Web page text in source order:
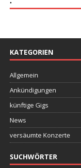
KATEGORIEN
Allgemein
Ankündigungen
künftige Gigs
News
versäumte Konzerte
SUCHWÖRTER